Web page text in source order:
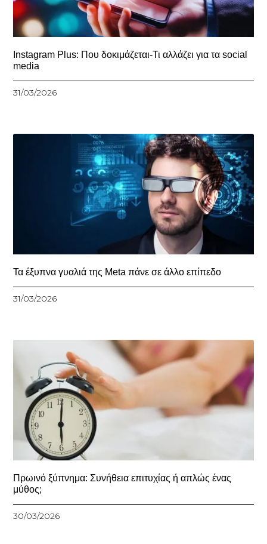
Instagram Plus: Που δοκιμάζεται-Τι αλλάζει για τα social
media
31/03/2026
Τα έξυπνα γυαλιά της Meta πάνε σε άλλο επίπεδο
31/03/2026
Πρωινό ξύπνημα: Συνήθεια επιτυχίας ή απλώς ένας
μύθος;
30/03/2026